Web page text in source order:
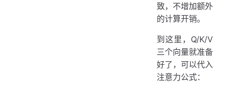
致，不增加额外
的计算开销。
到这里，Q/K/V
三个向量就准备
好了，可以代入
注意力公式：